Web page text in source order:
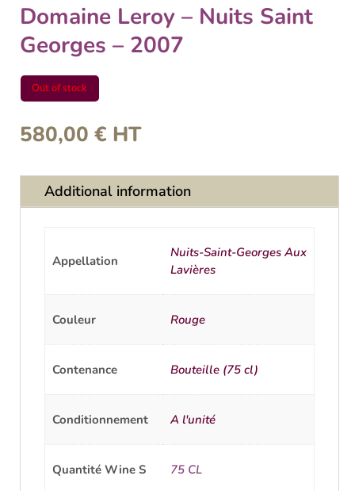
Domaine Leroy – Nuits Saint
Georges – 2007
Out of stock
580,00 € HT
Additional information
Appellation
Nuits-Saint-Georges Aux
Lavières
Couleur Rouge
Contenance Bouteille (75 cl)
Conditionnement A l'unité
Quantité Wine S 75 CL